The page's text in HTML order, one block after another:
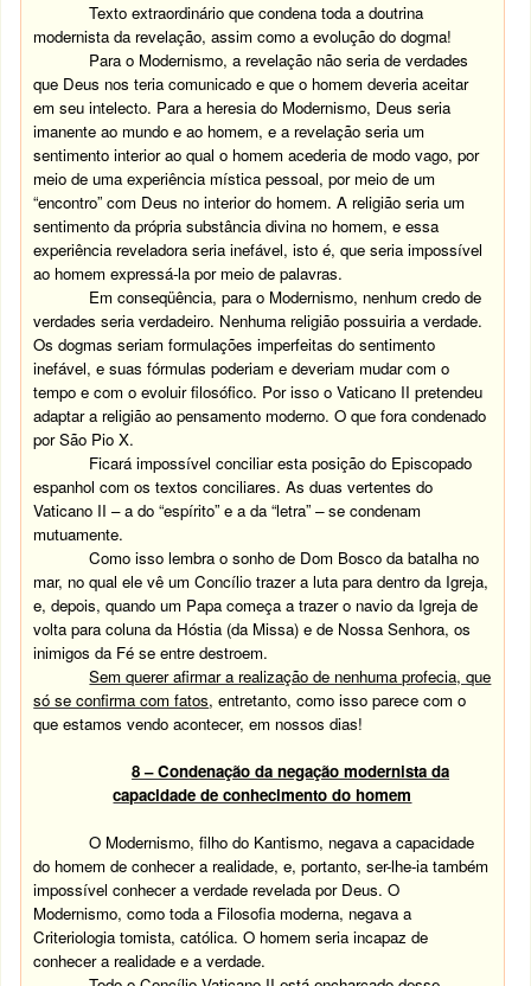
Texto extraordinário que condena toda a doutrina
modernista da revelação, assim como a evolução do dogma!
Para o Modernismo, a revelação não seria de verdades
que Deus nos teria comunicado e que o homem deveria aceitar
em seu intelecto. Para a heresia do Modernismo, Deus seria
imanente ao mundo e ao homem, e a revelação seria um
sentimento interior ao qual o homem acederia de modo vago, por
meio de uma experiência mística pessoal, por meio de um
“encontro” com Deus no interior do homem. A religião seria um
sentimento da própria substância divina no homem, e essa
experiência reveladora seria inefável, isto é, que seria impossível
ao homem expressá-la por meio de palavras.
Em conseqüência, para o Modernismo, nenhum credo de
verdades seria verdadeiro. Nenhuma religião possuiria a verdade.
Os dogmas seriam formulações imperfeitas do sentimento
inefável, e suas fórmulas poderiam e deveriam mudar com o
tempo e com o evoluir filosófico. Por isso o Vaticano II pretendeu
adaptar a religião ao pensamento moderno. O que fora condenado
por São Pio X.
Ficará impossível conciliar esta posição do Episcopado
espanhol com os textos conciliares. As duas vertentes do
Vaticano II – a do “espírito” e a da “letra”–se condenam
mutuamente.
Como isso lembra o sonho de Dom Bosco da batalha no
mar, no qual ele vê um Concílio trazer a luta para dentro da Igreja,
e, depois, quando um Papa começa a trazer o navio da Igreja de
volta para coluna da Hóstia (da Missa) e de Nossa Senhora, os
inimigos da Fé se entre destroem.
Sem querer afirmar a realização de nenhuma profecia, que
só se confirma com fatos, entretanto, como isso parece com o
que estamos vendo acontecer, em nossos dias!
8 – Condenação da negação modernista da
capacidade de conhecimento do homem
O Modernismo, filho do Kantismo, negava a capacidade
do homem de conhecer a realidade, e, portanto, ser-lhe-ia também
impossível conhecer a verdade revelada por Deus. O
Modernismo, como toda a Filosofia moderna, negava a
Criteriologia tomista, católica. O homem seria incapaz de
conhecer a realidade e a verdade.